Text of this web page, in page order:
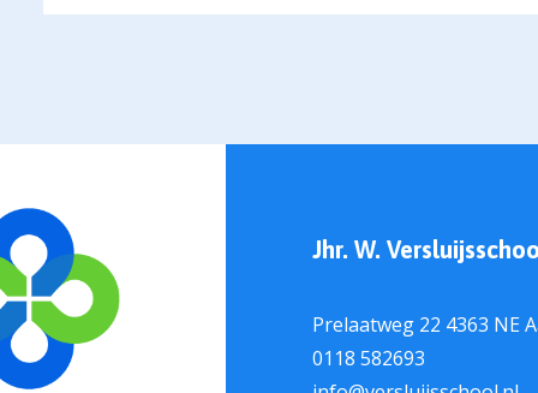
Jhr. W.
Prelaatweg 22 4363 NE
0118 582693